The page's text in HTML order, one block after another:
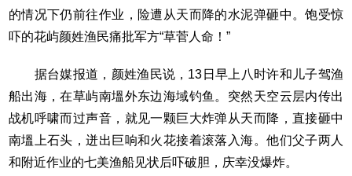
的情况下仍前往作业，险遭从天而降的水泥弹砸中。饱受惊
吓的花屿颜姓渔民痛批军方“草菅人命！”
据台媒报道，颜姓渔民说，13日早上八时许和儿子驾渔
船出海，在草屿南塭外东边海域钓鱼。突然天空云层内传出
战机呼啸而过声音，就见一颗巨大炸弹从天而降，直接砸中
南塭上石头，迸出巨响和火花接着滚落入海。他们父子两人
和附近作业的七美渔船见状后吓破胆，庆幸没爆炸。